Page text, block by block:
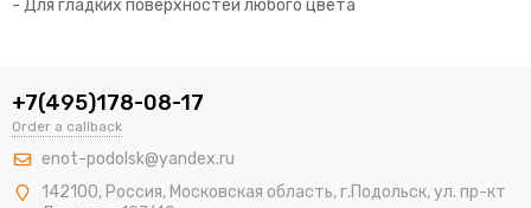
- Для гладких поверхностей любого цвета
+7(495)178-08-17
Order a callback
enot-podolsk@yandex.ru
142100, Россия, Московская область, г.Подольск,ул. пр-кт